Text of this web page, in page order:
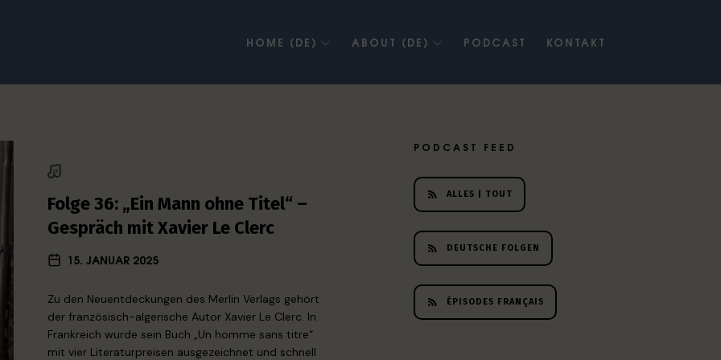
HOME (DE) ABOUT (DE) PODCAST KONTAKT
Folge 36: „Ein Mann ohne Titel“ –
Gespräch mit Xavier Le Clerc
15. JANUAR 2025
Zu den Neuentdeckungen des Merlin Verlags gehört
der französisch-algerische Autor Xavier Le Clerc. In
Frankreich wurde sein Buch „Un homme sans titre“
mit vier Literaturpreisen ausgezeichnet und schnell
PODCAST FEED
ALLES | TOUT
DEUTSCHE FOLGEN
ÉPISODES FRANÇAIS